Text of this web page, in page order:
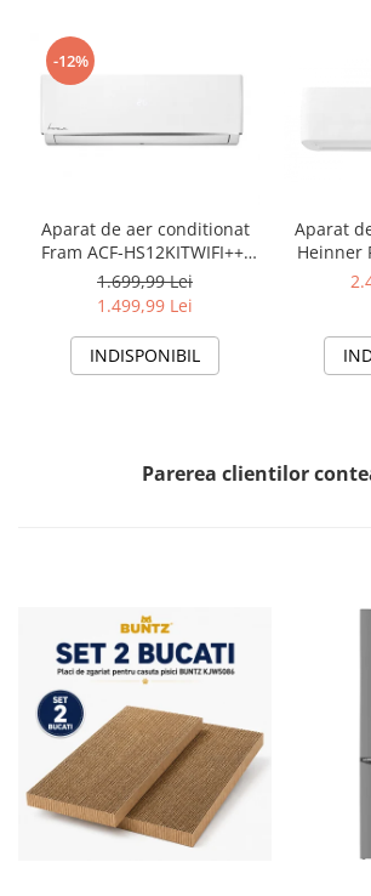
-12%
Aparat de aer conditionat
Fram ACF-HS12KITWIFI++,
12000 BTU, Wifi, Kit
instalare inclus, Functie
Sleep, Clasa A++
1.699,99 Lei
1.499,99 Lei
INDISPONIBIL
Aparat
Heinner
Wi-Fi,
Parerea clientilor